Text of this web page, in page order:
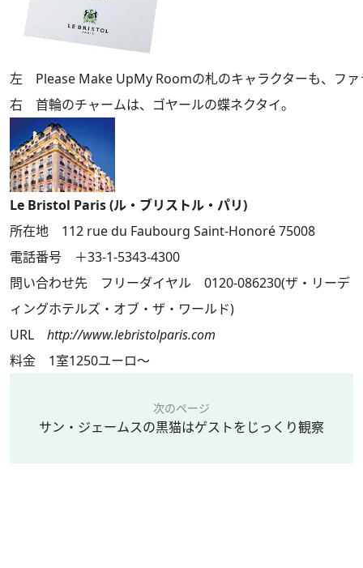
左 Please Make UpMy Roomの札のキャラクターも、ファ
右 首輪のチャームは、ゴヤールの蝶ネクタイ。
Le Bristol Paris (ル・ブリストル・パリ)
所在地 112 rue du Faubourg Saint-Honoré 75008
電話番号 ＋33-1-5343-4300
問い合わせ先 フリーダイヤル 0120-086230(ザ・リーデ
ィングホテルズ・オブ・ザ・ワールド)
URL http://www.lebristolparis.com
料金 1室1250ユーロ～
次のページ
サン・ジェームスの黒猫はゲストをじっくり観察